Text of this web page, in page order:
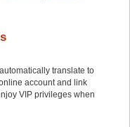
translate to
account and link
VIP privileges when